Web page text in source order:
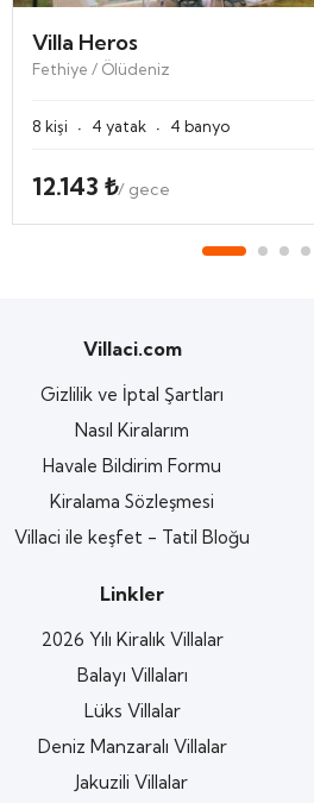
Villa Heros
Fethiye / Ölüdeniz
8 kişi · 4 yatak · 4 banyo
12.143 ₺/ gece
Villaci.com
Gizlilik ve İptal Şartları
Nasıl Kiralarım
Havale Bildirim Formu
Kiralama Sözleşmesi
Villaci ile keşfet - Tatil Bloğu
Linkler
2026 Yılı Kiralık Villalar
Balayı Villaları
Lüks Villalar
Deniz Manzaralı Villalar
Jakuzili Villalar